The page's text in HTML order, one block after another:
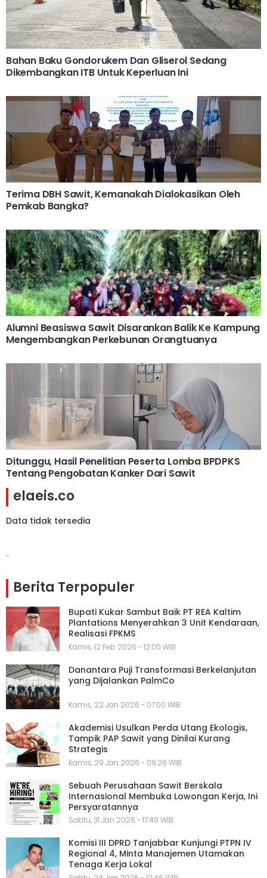
Bahan Baku Gondorukem Dan Gliserol Sedang
Dikembangkan ITB Untuk Keperluan Ini
Terima DBH Sawit, Kemanakah Dialokasikan Oleh
Pemkab Bangka?
Alumni Beasiswa Sawit Disarankan Balik Ke Kampung
Mengembangkan Perkebunan Orangtuanya
Ditunggu, Hasil Penelitian Peserta Lomba BPDPKS
Tentang Pengobatan Kanker Dari Sawit
elaeis.co
Data tidak tersedia
-
Berita Terpopuler
Bupati Kukar Sambut Baik PT REA Kaltim
Plantations Menyerahkan 3 Unit Kendaraan,
Realisasi FPKMS
Kamis, 12 Feb 2026 - 12:00 WIB
Danantara Puji Transformasi Berkelanjutan
yang Dijalankan PalmCo
Kamis, 22 Jan 2026 - 07:00 WIB
Akademisi Usulkan Perda Utang Ekologis,
Tampik PAP Sawit yang Dinilai Kurang
Strategis
Kamis, 29 Jan 2026 - 09:26 WIB
Sebuah Perusahaan Sawit Berskala
Internasional Membuka Lowongan Kerja, Ini
Persyaratannya
Sabtu, 31 Jan 2026 - 17:49 WIB
Komisi III DPRD Tanjabbar Kunjungi PTPN IV
Regional 4, Minta Manajemen Utamakan
Tenaga Kerja Lokal